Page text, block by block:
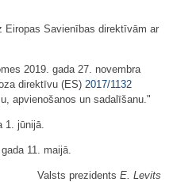
Eiropas Savienības direktīvām ar
2019. gada 27. novembra
direktīvu (ES) 2017/1132
apvienošanos un sadalīšanu."
1. jūnijā.
11. maijā.
Valsts prezidents E. Levits